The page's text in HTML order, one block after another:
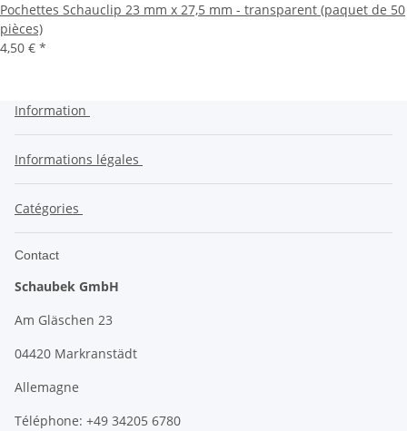
Pochettes Schauclip 23 mm x 27,5 mm - transparent (paquet de 50
pièces)
4,50 € *
Information
Informations légales
Catégories
Contact
Schaubek GmbH
Am Gläschen 23
04420 Markranstädt
Allemagne
Téléphone: +49 34205 6780